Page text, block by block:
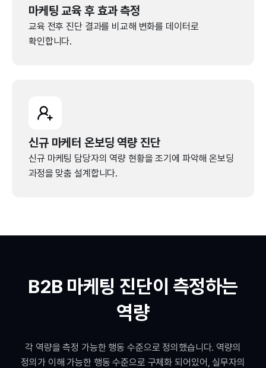
마케팅 교육 후 효과 측정
교육 전후 진단 결과를 비교해 변화를 데이터로
확인합니다.
신규 마케터 온보딩 역량 진단
신규 마케팅 담당자의 역량 현황을 조기에 파악해 온보딩
과정을 맞춤 설계합니다.
B2B 마케팅 진단이 측정하는
역량
각 역량을 측정 가능한 행동 수준으로 정의했습니다. 역량의
정의가 이해 가능한 행동 수준으로 구체화 되어있어, 실무자의